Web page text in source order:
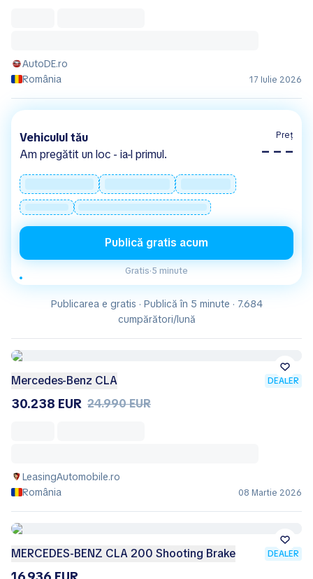
AutoDE.ro
România
17 Iulie 2026
Vehiculul tău
Am pregătit un loc - ia-l primul.
Preț
– – –
Publică gratis acum
Gratis·5 minute
Publicarea e gratis · Publică în 5 minute · 7.684
cumpărători/lună
Mercedes-Benz CLA DEALER
30.238 EUR 24.990 EUR
LeasingAutomobile.ro
România
08 Martie 2026
MERCEDES-BENZ CLA 200 Shooting Brake DEALER